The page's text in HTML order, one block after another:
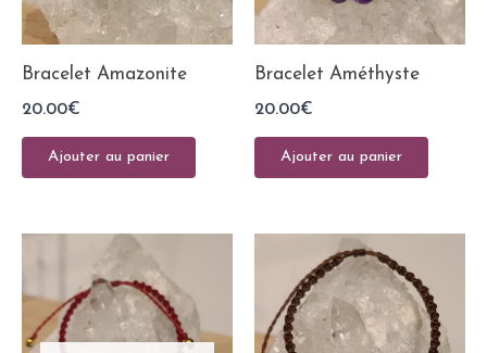
Bracelet Amazonite
20.00€
Ajouter au panier
Bracelet Améthyste
20.00€
Ajouter au panier